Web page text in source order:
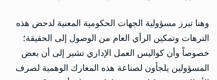
وهنا تبرز مسؤولية الجهات الحكومية المعنية لدحض هذه
الترهات وتمكين الرأي العام من الوصول إلى الحقيقة؛
خصوصاً وأن كواليس العمل الإداري تشير إلى أن بعض
المسؤولين يلجأون لصناعة هذه المعارك الوهمية لصرف